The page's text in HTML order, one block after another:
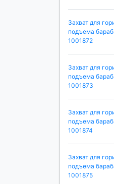
Захват для
подъема
1001872
Захват для
подъема
1001873
Захват для
подъема
1001874
Захват для
подъема
1001875